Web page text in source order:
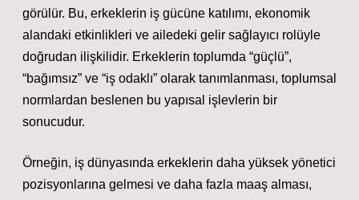
görülür. Bu, erkeklerin iş gücüne katılımı, ekonomik
alandaki etkinlikleri ve ailedeki gelir sağlayıcı rolüyle
doğrudan ilişkilidir. Erkeklerin toplumda “güçlü”,
“bağımsız” ve “iş odaklı” olarak tanımlanması, toplumsal
normlardan beslenen bu yapısal işlevlerin bir
sonucudur.
Örneğin, iş dünyasında erkeklerin daha yüksek yönetici
pozisyonlarına gelmesi ve daha fazla maaş alması,